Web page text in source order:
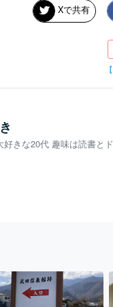
Xで共有
きな20代 趣味は読書とド